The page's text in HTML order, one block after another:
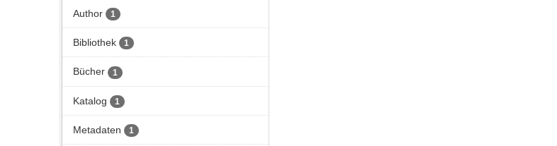
Author 1
Bibliothek 1
Bücher 1
Katalog 1
Metadaten 1